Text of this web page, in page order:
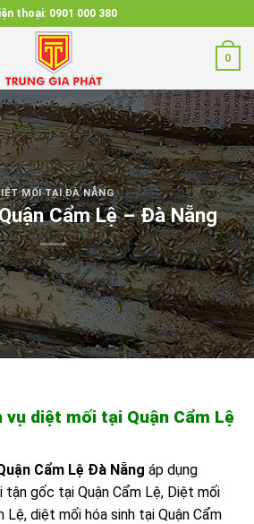
thoại: 0901 000 380
0
MỐI TẠI ĐÀ NẴNG
Cẩm Lệ – Đà Nẵng
vụ diệt mối tại Quận Cẩm Lệ
Cẩm Lệ Đà Nẵng áp dụng
gốc tại Quận Cẩm Lệ, Diệt mối
Lệ, diệt mối hóa sinh tại Quận Cẩm